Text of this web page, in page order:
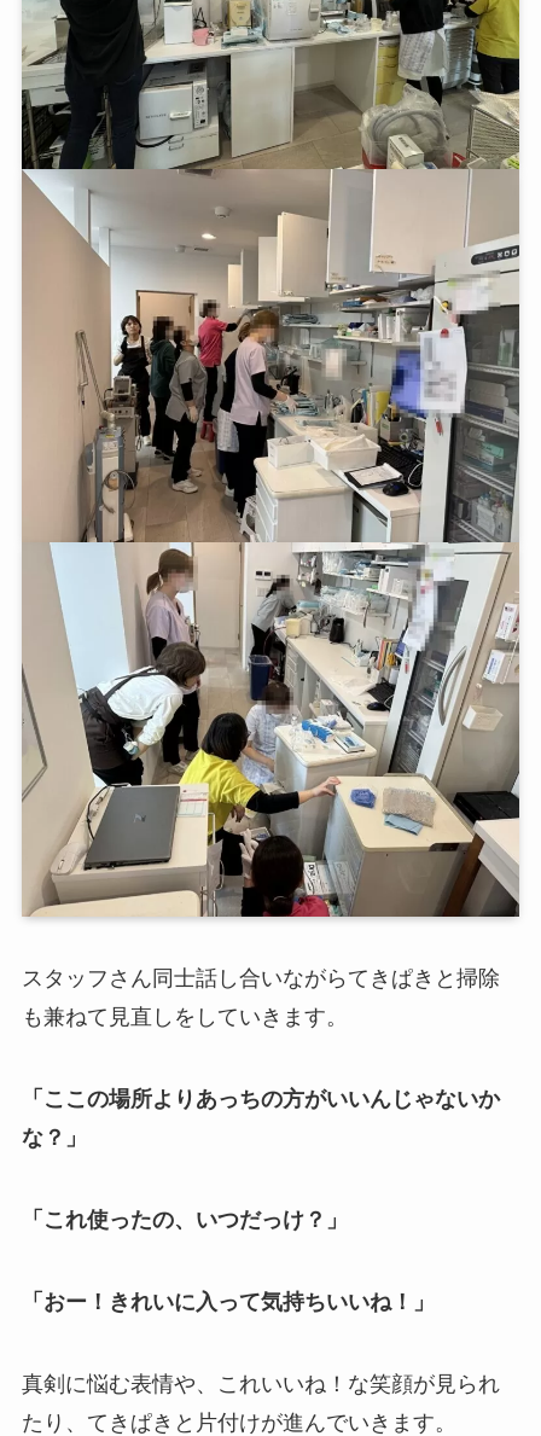
スタッフさん同士話し合いながらてきぱきと掃除
も兼ねて見直しをしていきます。
「ここの場所よりあっちの方がいいんじゃないか
な？」
「これ使ったの、いつだっけ？」
「おー！きれいに入って気持ちいいね！」
真剣に悩む表情や、これいいね！な笑顔が見られ
たり、てきぱきと片付けが進んでいきます。